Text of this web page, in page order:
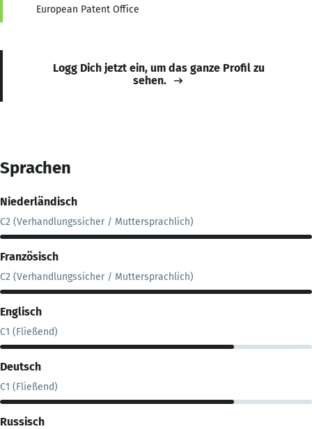
European Patent Office
Logg Dich jetzt ein, um das ganze Profil zu
sehen.
Sprachen
Niederländisch
C2 (Verhandlungssicher / Muttersprachlich)
Französisch
C2 (Verhandlungssicher / Muttersprachlich)
Englisch
C1 (Fließend)
Deutsch
C1 (Fließend)
Russisch